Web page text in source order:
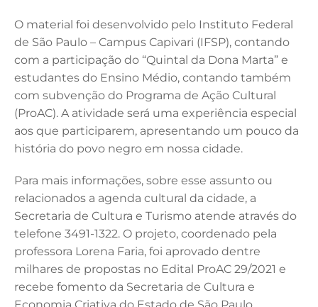
O material foi desenvolvido pelo Instituto Federal
de São Paulo – Campus Capivari (IFSP), contando
com a participação do “Quintal da Dona Marta” e
estudantes do Ensino Médio, contando também
com subvenção do Programa de Ação Cultural
(ProAC). A atividade será uma experiência especial
aos que participarem, apresentando um pouco da
história do povo negro em nossa cidade.
Para mais informações, sobre esse assunto ou
relacionados a agenda cultural da cidade, a
Secretaria de Cultura e Turismo atende através do
telefone 3491-1322. O projeto, coordenado pela
professora Lorena Faria, foi aprovado dentre
milhares de propostas no Edital ProAC 29/2021 e
recebe fomento da Secretaria de Cultura e